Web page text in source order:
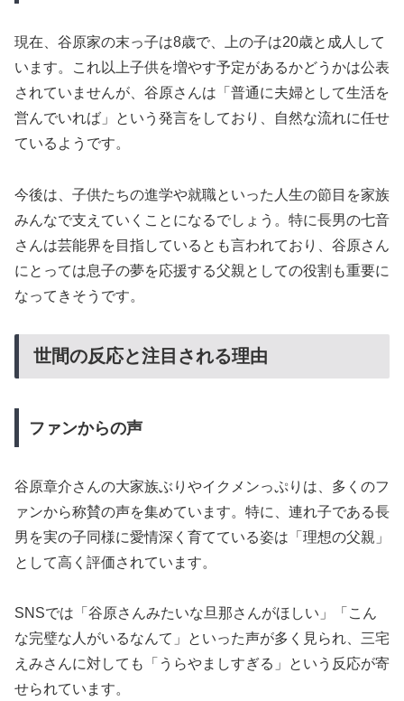
現在、谷原家の末っ子は8歳で、上の子は20歳と成人して
います。これ以上子供を増やす予定があるかどうかは公表
されていませんが、谷原さんは「普通に夫婦として生活を
営んでいれば」という発言をしており、自然な流れに任せ
ているようです。
今後は、子供たちの進学や就職といった人生の節目を家族
みんなで支えていくことになるでしょう。特に長男の七音
さんは芸能界を目指しているとも言われており、谷原さん
にとっては息子の夢を応援する父親としての役割も重要に
なってきそうです。
世間の反応と注目される理由
ファンからの声
谷原章介さんの大家族ぶりやイクメンっぷりは、多くのフ
ァンから称賛の声を集めています。特に、連れ子である長
男を実の子同様に愛情深く育てている姿は「理想の父親」
として高く評価されています。
SNSでは「谷原さんみたいな旦那さんがほしい」「こん
な完璧な人がいるなんて」といった声が多く見られ、三宅
えみさんに対しても「うらやましすぎる」という反応が寄
せられています。